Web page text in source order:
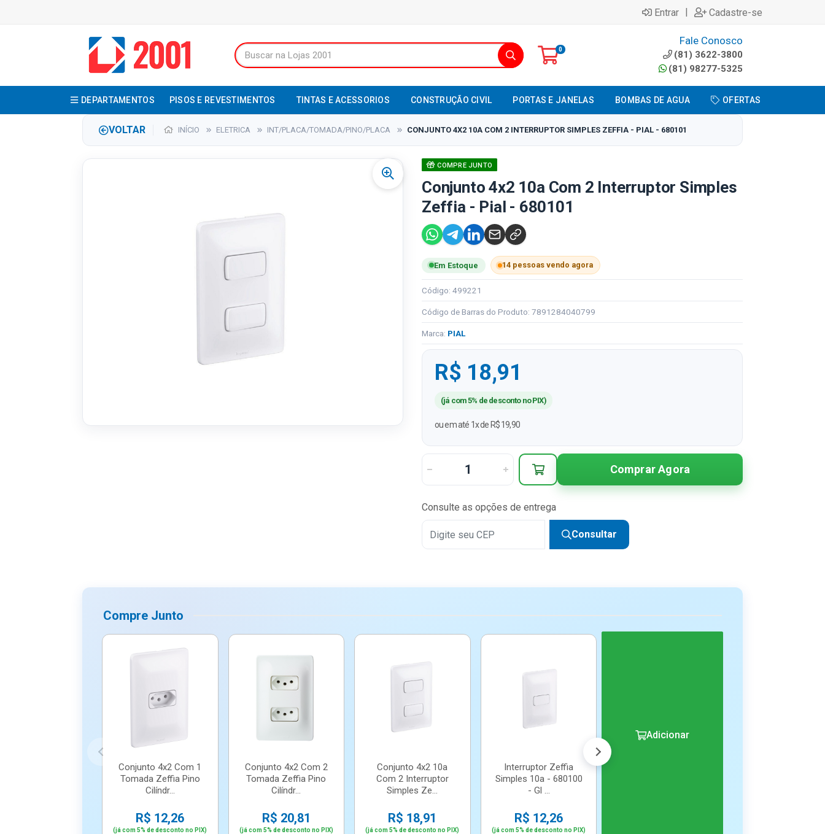
Entrar | Cadastre-se
0
Fale Conosco
(81) 3622-3800
(81) 98277-5325
DEPARTAMENTOS PISOS E REVESTIMENTOS TINTAS E ACESSORIOS CONSTRUÇÃO CIVIL PORTAS E JANELAS BOMBAS DE AGUA OFERTAS
VOLTAR INÍCIO ELETRICA INT/PLACA/TOMADA/PINO/PLACA CONJUNTO 4X2 10A COM 2 INTERRUPTOR SIMPLES ZEFFIA - PIAL - 680101
COMPRE JUNTO
Conjunto 4x2 10a Com 2 Interruptor Simples
Zeffia - Pial - 680101
Em Estoque 14 pessoas vendo agora
Código: 499221
Código de Barras do Produto: 7891284040799
Marca: PIAL
R$ 18,91
(já com 5% de desconto no PIX)
ou em até 1x de R$ 19,90
Comprar Agora
Consulte as opções de entrega
Consultar
Compre Junto
Conjunto 4x2 Com 1
Tomada Zeffia Pino
Cilíndr...
R$ 12,26
(já com 5% de desconto no PIX)
Conjunto 4x2 Com 2
Tomada Zeffia Pino
Cilíndr...
R$ 20,81
(já com 5% de desconto no PIX)
Conjunto 4x2 10a
Com 2 Interruptor
Simples Ze...
R$ 18,91
(já com 5% de desconto no PIX)
Interruptor Zeffia
Simples 10a - 680100
- Gl ...
R$ 12,26
(já com 5% de desconto no PIX)
Adicionar